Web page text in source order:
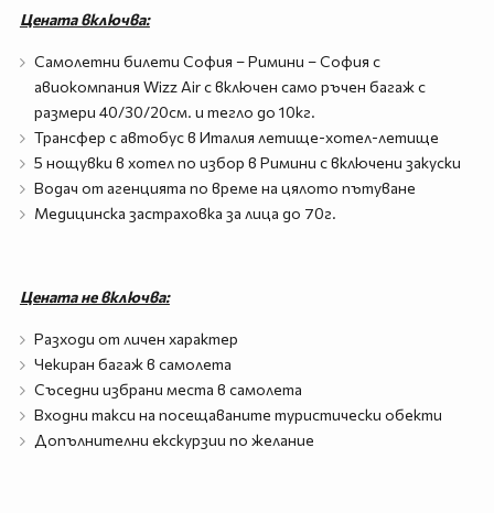
Цената включва:
Самолетни билети София – Римини – София с
авиокомпания Wizz Air с включен само ръчен багаж с
размери 40/30/20см. и тегло до 10кг.
Трансфер с автобус в Италия летище-хотел-летище
5 нощувки в хотел по избор в Римини с включени закуски
Водач от агенцията по време на цялото пътуване
Медицинска застраховка за лица до 70г.
Цената не включва:
Разходи от личен характер
Чекиран багаж в самолета
Съседни избрани места в самолета
Входни такси на посещаваните туристически обекти
Допълнителни екскурзии по желание